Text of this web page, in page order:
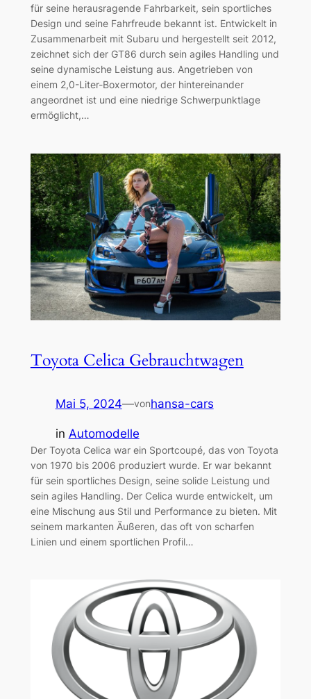
für seine herausragende Fahrbarkeit, sein sportliches
Design und seine Fahrfreude bekannt ist. Entwickelt in
Zusammenarbeit mit Subaru und hergestellt seit 2012,
zeichnet sich der GT86 durch sein agiles Handling und
seine dynamische Leistung aus. Angetrieben von
einem 2,0-Liter-Boxermotor, der hintereinander
angeordnet ist und eine niedrige Schwerpunktlage
ermöglicht,…
Toyota Celica Gebrauchtwagen
Mai 5, 2024—vonhansa-cars
in Automodelle
Der Toyota Celica war ein Sportcoupé, das von Toyota
von 1970 bis 2006 produziert wurde. Er war bekannt
für sein sportliches Design, seine solide Leistung und
sein agiles Handling. Der Celica wurde entwickelt, um
eine Mischung aus Stil und Performance zu bieten. Mit
seinem markanten Äußeren, das oft von scharfen
Linien und einem sportlichen Profil…